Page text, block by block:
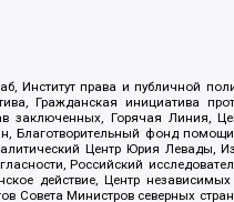
Институт права и публичной
Гражданская инициатива
заключенных, Горячая Линия,
Благотворительный фонд
Центр Юрия Левады,
Российский
действие, Центр
Министров северных